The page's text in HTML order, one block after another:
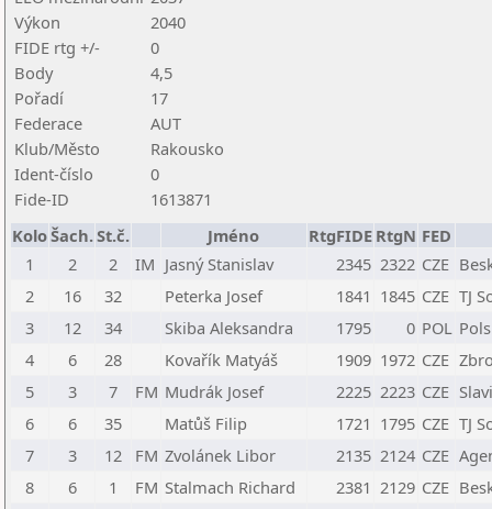
Výkon
2040
FIDE rtg +/-
0
Body
4,5
Pořadí
17
Federace
AUT
Klub/Město
Rakousko
Ident-číslo
0
Fide-ID
1613871
KoloŠach.St.č. Jméno RtgFIDE RtgN FED
1
2 2 IM Jasný Stanislav 2345 2322 CZE
2
16 32 Peterka Josef 1841 1845 CZE TJ
3
12 34 Skiba Aleksandra 1795 0 POL
4
6 28 Kovařík Matyáš 1909 1972 CZE
5
3 7 FM Mudrák Josef 2225 2223 CZE
6
6 35 Matůš Filip 1721 1795 CZE TJ
7
3 12 FM Zvolánek Libor 2135 2124 CZE
8
6 1 FM Stalmach Richard 2381 2129 CZE